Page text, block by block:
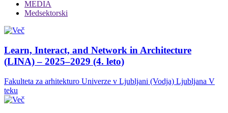
MEDIA
Medsektorski
Learn, Interact, and Network in Architecture
(LINA) – 2025–2029 (4. leto)
Fakulteta za arhitekturo Univerze v Ljubljani (Vodja) Ljubljana V
teku